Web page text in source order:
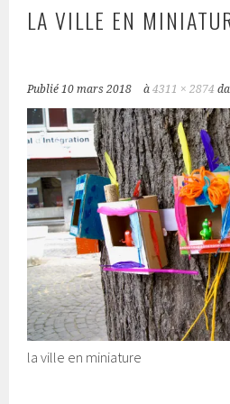
LA VILLE EN
Publié10 mars 2018 à4311 × 2874
la ville en miniature